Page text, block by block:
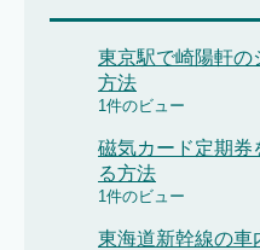
東京駅で崎陽軒の
方法
1件のビュー
磁気カード定期券
る方法
1件のビュー
東海道新幹線の車